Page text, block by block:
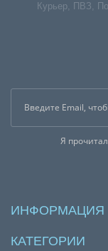
Курьер, ПВЗ,
Я прочитал
ИНФОРМАЦИЯ
КАТЕГОРИИ